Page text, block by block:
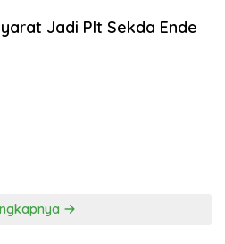
Jadi Plt Sekda Ende